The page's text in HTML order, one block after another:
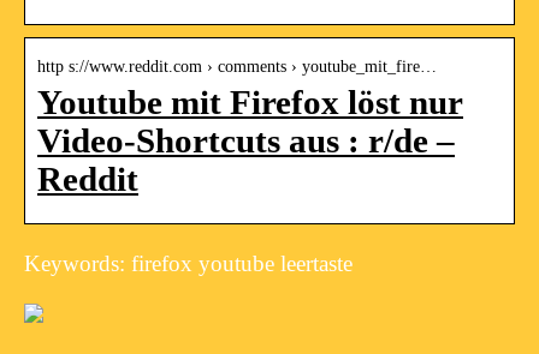
http s://www.reddit.com › comments › youtube_mit_fire…
Youtube mit Firefox löst nur
Video-Shortcuts aus : r/de –
Reddit
Keywords: firefox youtube leertaste